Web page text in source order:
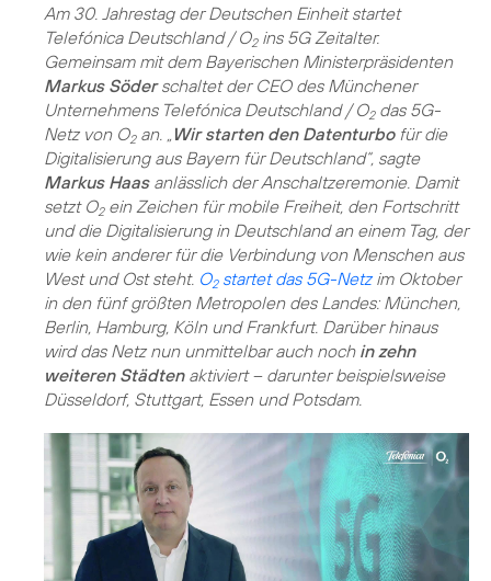
Am 30. Jahrestag der Deutschen Einheit startet
Telefónica Deutschland / O2ins 5G Zeitalter.
Gemeinsam mit dem Bayerischen Ministerpräsidenten
Markus Söderschaltet der CEO des Münchener
Unternehmens Telefónica Deutschland / O2das 5G-
Netz von O2an. „ Wir starten den Datenturbofür die
Digitalisierung aus Bayern für Deutschland“, sagte
Markus Haasanlässlich der Anschaltzeremonie. Damit
setzt O2ein Zeichen für mobile Freiheit, den Fortschritt
und die Digitalisierung in Deutschland an einem Tag, der
wie kein anderer für die Verbindung von Menschen aus
West und Ost steht. O2startet das 5G-Netzim Oktober
in den fünf größten Metropolen des Landes: München,
Berlin, Hamburg, Köln und Frankfurt. Darüber hinaus
wird das Netz nun unmittelbar auch noch in zehn
weiteren Städtenaktiviert – darunter beispielsweise
Düsseldorf, Stuttgart, Essen und Potsdam.